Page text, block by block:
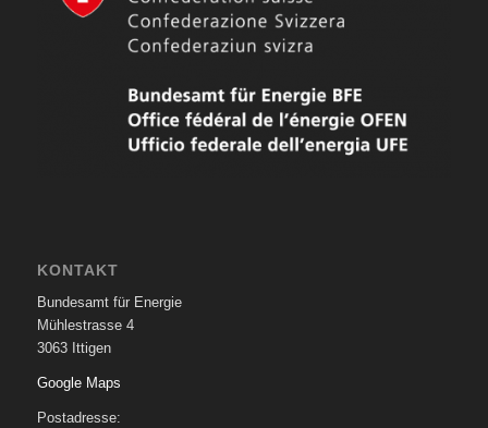
KONTAKT
Bundesamt für Energie
Mühlestrasse 4
3063 Ittigen
Google Maps
Postadresse: